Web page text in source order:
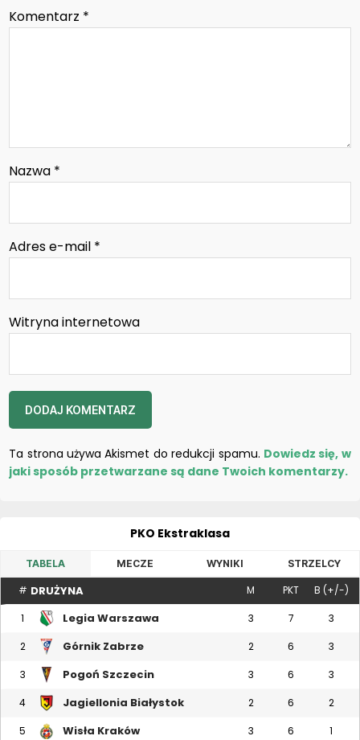
Komentarz *
Nazwa *
Adres e-mail *
Witryna internetowa
Ta strona używa Akismet do redukcji spamu. Dowiedz się, w
jaki sposób przetwarzane są dane Twoich komentarzy.
PKO Ekstraklasa
TABELA MECZE WYNIKI STRZELCY
# DRUŻYNA M PKT B (+/-)
1 Legia Warszawa 3 7 3
2 Górnik Zabrze 2 6 3
3 Pogoń Szczecin 3 6 3
4 Jagiellonia Białystok 2 6 2
5 Wisła Kraków 3 6 1